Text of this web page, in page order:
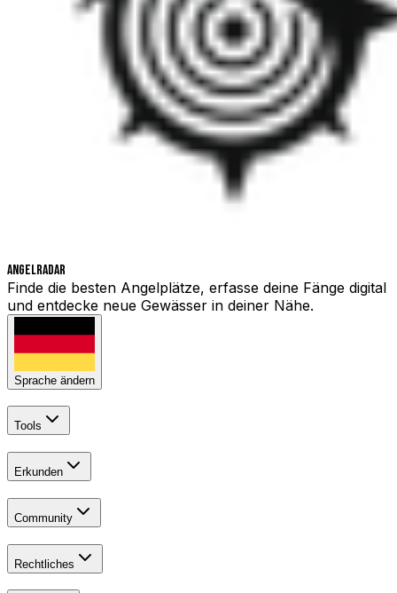
Angelradar
Finde die besten Angelplätze, erfasse deine Fänge digital
und entdecke neue Gewässer in deiner Nähe.
Sprache ändern
Tools
Erkunden
Community
Rechtliches